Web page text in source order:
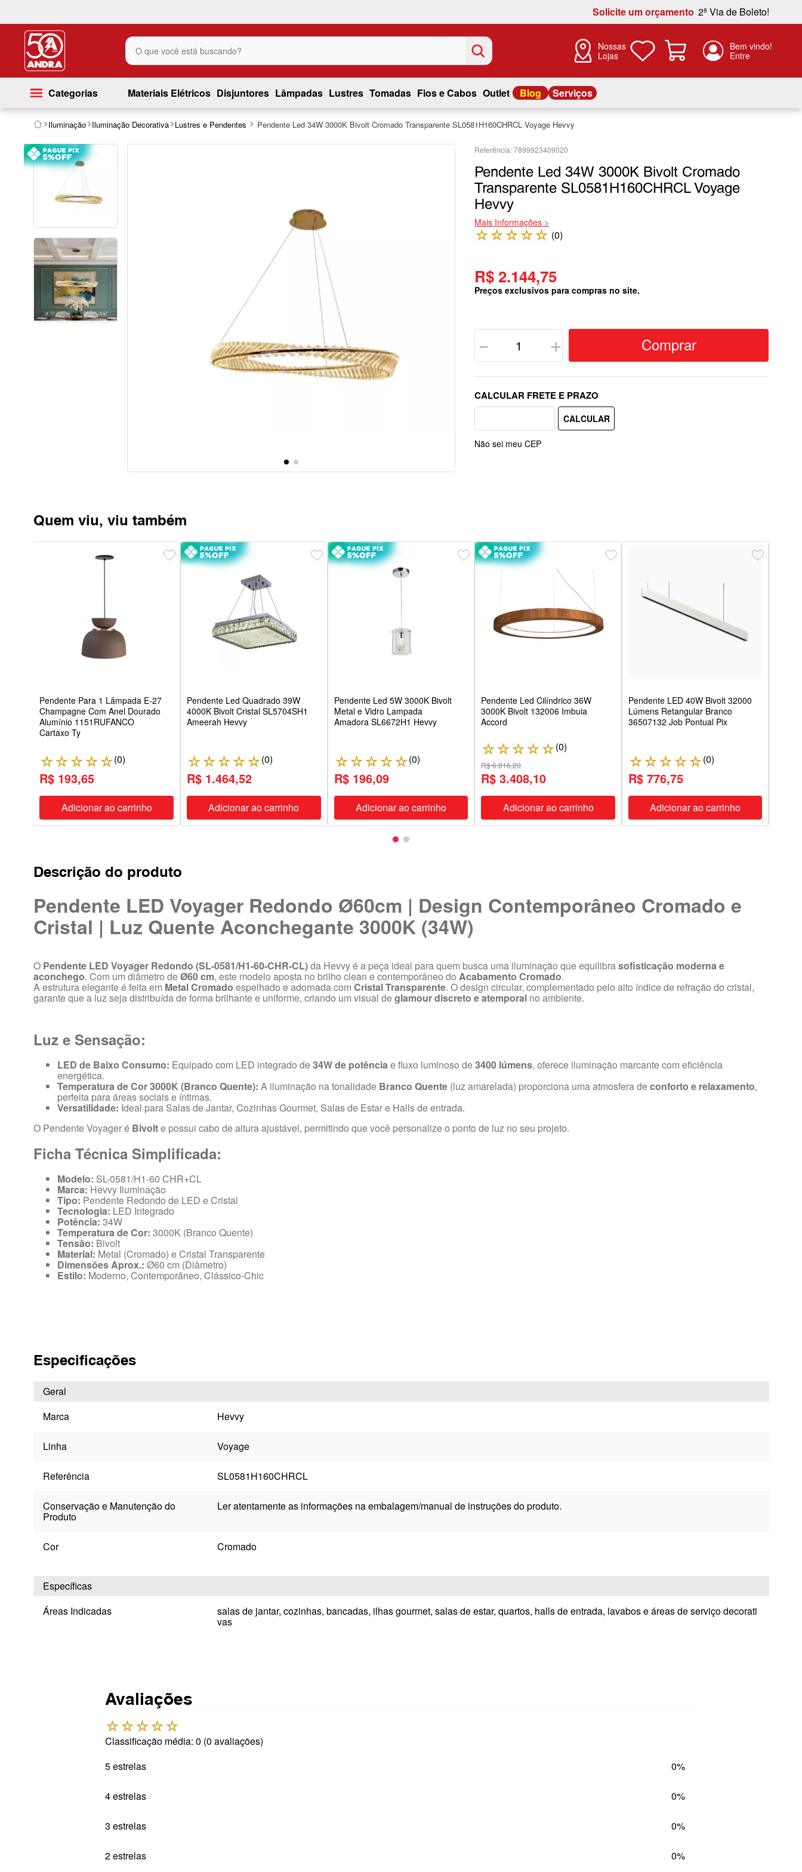
Solicite um orçamento 2ª Via de Boleto!
O que você está buscando?
Nossas
Lojas
Categorias Materiais Elétricos Disjuntores Lâmpadas Lustres Tomadas Fios e Cabos Outlet Blog Serviços
Iluminação Iluminação Decorativa Lustres e Pendentes Pendente Led 34W 3000K Bivolt Cromado Transparente SL0581H160CHRCL Voyage Hevvy
7899923409020
Pendente Led 34W 3000K Bivolt Cromado
Transparente SL0581H160CHRCL Voyage
Hevvy
Mais Informações >
☆☆☆☆☆ (0)
R$ 2.144,75
Preços exclusivos para compras no site.
＋
－ Comprar
Não sei meu CEP
Quem viu, viu também
Pendente Para 1 Lâmpada E-27
Champagne Com Anel Dourado
Alumínio 1151RUFANCO
Cartaxo Ty
☆☆☆☆☆(0)
R$ 193,65
Adicionar ao carrinho
Pendente Led Quadrado 39W
4000K Bivolt Cristal SL5704SH1
Ameerah Hevvy
☆☆☆☆☆(0)
R$ 1.464,52
Adicionar ao carrinho
Pendente Led 5W 3000K Bivolt
Metal e Vidro Lampada
Amadora SL6672H1 Hevvy
☆☆☆☆☆(0)
R$ 196,09
Adicionar ao carrinho
Pendente Led Cilíndrico 36W
3000K Bivolt 132006 Imbuia
Accord
☆☆☆☆☆(0)
R$ 6.816,20
R$ 3.408,10
Adicionar ao carrinho
Pendente LED 40W Bivolt 32000
Lúmens Retangular Branco
36507132 Job Pontual Pix
☆☆☆☆☆(0)
R$ 776,75
Adicionar ao carrinho
Descrição do produto
Pendente LED Voyager Redondo Ø60cm | Design Contemporâneo Cromado e
Cristal | Luz Quente Aconchegante 3000K (34W)
O Pendente LED Voyager Redondo (SL-0581/H1-60-CHR-CL)da Hevvy é a peça ideal para quem busca uma iluminação que equilibrasofisticação moderna e
aconchego. Com um diâmetro deØ60 cm, este modelo aposta no brilho clean e contemporâneo do Acabamento Cromado.
A estrutura elegante é feita em Metal Cromado espelhado e adornada com Cristal Transparente. O design circular, complementado pelo alto índice de refração do cristal,
garante que a luz seja distribuída de forma brilhante e uniforme, criando um visual deglamour discreto e atemporalno ambiente.
Luz e Sensação:
LED de Baixo Consumo: Equipado com LED integrado de34W de potênciae fluxo luminoso de3400 lúmens, oferece iluminação marcante com eficiência
energética.
Temperatura de Cor 3000K (Branco Quente): A iluminação na tonalidade Branco Quente(luz amarelada) proporciona uma atmosfera deconforto e relaxamento,
perfeita para áreas sociais e íntimas.
Versatilidade: Ideal para Salas de Jantar, Cozinhas Gourmet, Salas de Estar e Halls de entrada.
O Pendente Voyager é Bivolte possui cabo de altura ajustável, permitindo que você personalize o ponto de luz no seu projeto.
Ficha Técnica Simplificada:
Modelo: SL-0581/H1-60 CHR+CL
Marca: Hevvy Iluminação
Tipo: Pendente Redondo de LED e Cristal
Tecnologia: LED Integrado
Potência: 34W
Temperatura de Cor: 3000K (Branco Quente)
Tensão: Bivolt
Material: Metal (Cromado) e Cristal Transparente
Dimensões Aprox.: Ø60 cm (Diâmetro)
Estilo: Moderno, Contemporâneo, Clássico-Chic
Especificações
Geral
Marca
Hevvy
Linha Voyage
Referência SL0581H160CHRCL
Conservação e Manutenção do
Produto
Ler atentamente as informações na embalagem/manual de instruções do produto.
Cor Cromado
Específicas
Áreas Indicadas
salas de jantar, cozinhas, bancadas, ilhas gourmet, salas de estar, quartos, halls de entrada, lavabos e áreas de serviço decorati
vas
Avaliações
☆☆☆☆☆
Classificação média: 0 (0 avaliações)
5 estrelas
0%
4 estrelas 0%
3 estrelas 0%
2 estrelas 0%